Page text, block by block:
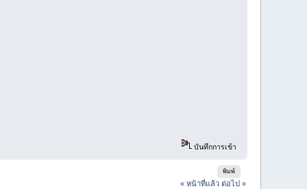
บันทึกการเข้า
พิมพ์
« หน้าที่แล้ว ต่อไป »